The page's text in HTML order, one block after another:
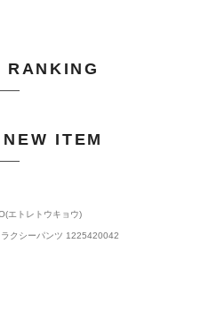
RANKING
ITEM
エトレトウキョウ)
クシーパンツ 1225420042